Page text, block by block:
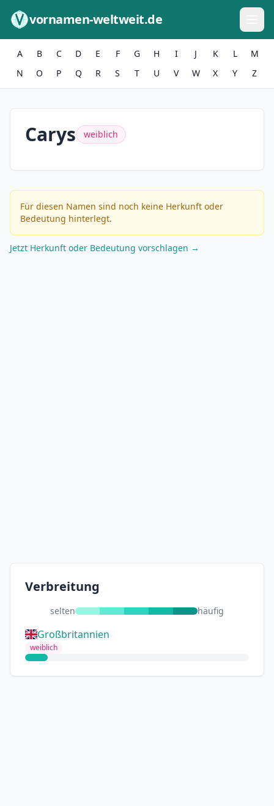
vornamen-weltweit.de
A B C D E F G H I J K L
M
N
O P Q R S T U V W X Y Z
Carys weiblich
Für diesen Namen sind noch keine Herkunft oder
Bedeutung hinterlegt.
Jetzt Herkunft oder Bedeutung vorschlagen →
Verbreitung
selten häufig
Großbritannien
weiblich